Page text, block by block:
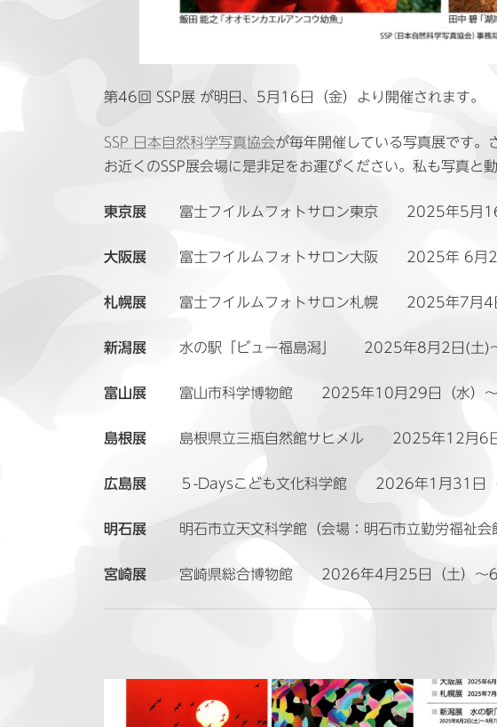
第46回 SSP展 が明日、5月16日（金）より開催されます。
SSP 日本自然科学写真協会が毎年開催している写真展です。
お近くのSSP展会場に是非足をお運びください。私も写真と
東京展 富士フイルムフォトサロン東京 2025年5月16
大阪展 富士フイルムフォトサロン大阪 2025年 6月
札幌展 富士フイルムフォトサロン札幌 2025年7月4日
新潟展 水の駅「ビュー福島潟」 2025年8月2日(土)
富山展 富山市科学博物館 2025年10月29日（水）〜
島根展 島根県立三瓶自然館サヒメル 2025年12月6日
広島展 ５-Daysこども文化科学館 2026年1月31日（
明石展 明石市立天文科学館（会場：明石市立勤労福
宮崎展 宮崎県総合博物館 2026年4月25日（土）～6月